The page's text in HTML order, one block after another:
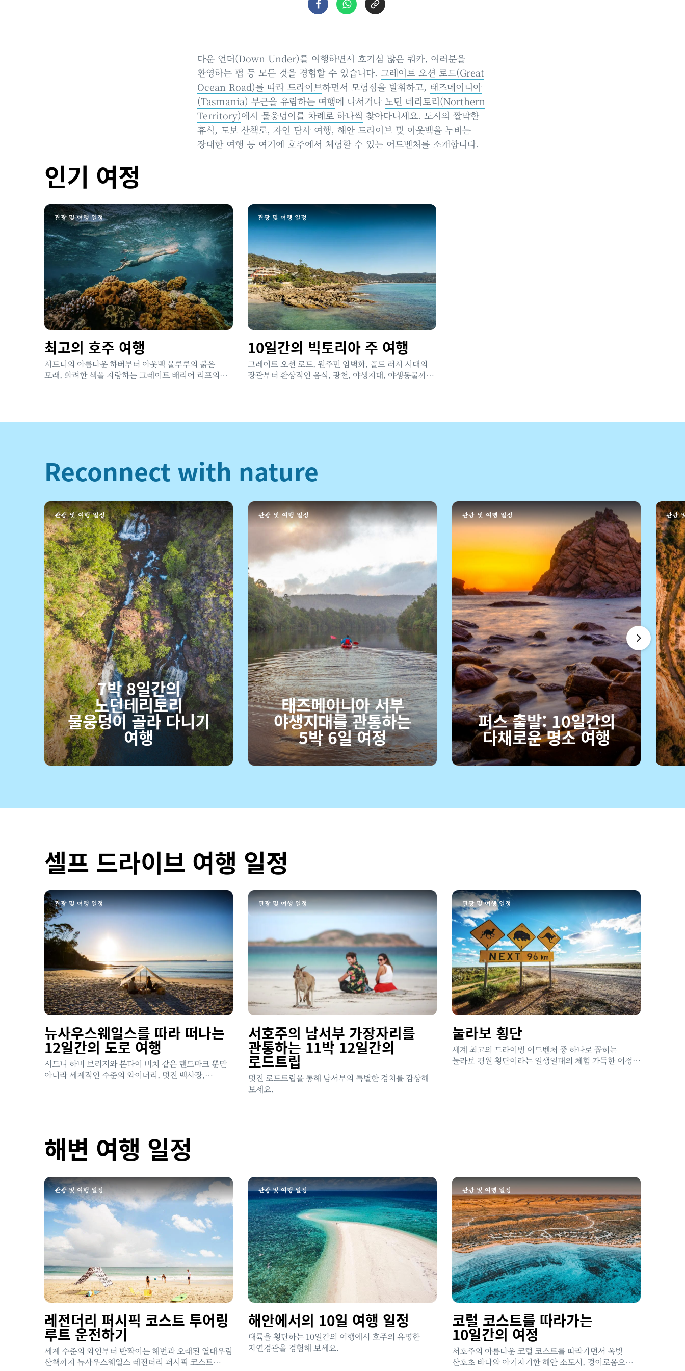
다운 언더(Down Under)를 여행하면서 호기심 많은 쿼카, 여러분을
환영하는 펍 등 모든 것을 경험할 수 있습니다. 그레이트 오션 로드(Great
Ocean Road)를 따라 드라이브하면서 모험심을 발휘하고, 태즈메이니아
(Tasmania) 부근을 유람하는 여행에 나서거나노던 테리토리(Northern
Territory)에서 물웅덩이를 차례로 하나씩 찾아다니세요. 도시의 짤막한
휴식, 도보 산책로, 자연 탐사 여행, 해안 드라이브 및 아웃백을 누비는
장대한 여행 등 여기에 호주에서 체험할 수 있는 어드벤처를 소개합니다.
인기 여정
관광 및 여행 일정
최고의 호주 여행
시드니의 아름다운 하버부터 아웃백 울루루의 붉은
모래, 화려한 색을 자랑하는 그레이트 배리어 리프의
관광 및 여행 일정
10일간의 빅토리아 주 여행
그레이트 오션 로드, 원주민 암벽화, 골드 러시 시대의
장관부터 환상적인 음식, 광천, 야생지대, 야생동물까지
Reconnect with nature
7박 8일간의
노던테리토리
물웅덩이 골라 다니기
여행
관광 및 여행 일정
태즈메이니아 서부
야생지대를 관통하는
5박 6일 여정
관광 및 여행 일정
퍼스 출발: 10일간의
다채로운 명소 여행
관광 및 여행 일정 관광
셀프 드라이브 여행 일정
관광 및 여행 일정
뉴사우스웨일스를 따라 떠나는
12일간의 도로 여행
시드니 하버 브리지와 본다이 비치 같은 랜드마크 뿐만
아니라 세계적인 수준의 와이너리, 멋진 백사장,
관광 및 여행 일정
서호주의 남서부 가장자리를
관통하는 11박 12일간의
로드트립
멋진 로드트립을 통해 남서부의 특별한 경치를 감상해
보세요.
관광 및 여행 일정
눌라보 횡단
세계 최고의 드라이빙 어드벤처 중 하나로 꼽히는
눌라보 평원 횡단이라는 일생일대의 체험 가득한 여정을
해변 여행 일정
관광 및 여행 일정
레전더리 퍼시픽 코스트 투어링
루트 운전하기
세계 수준의 와인부터 반짝이는 해변과 오래된 열대우림
산책까지 뉴사우스웨일스 레전더리 퍼시픽 코스트
관광 및 여행 일정
해안에서의 10일 여행 일정
대륙을 횡단하는 10일간의 여행에서 호주의 유명한
자연경관을 경험해 보세요.
관광 및 여행 일정
코럴 코스트를 따라가는
10일간의 여정
서호주의 아름다운 코럴 코스트를 따라가면서 옥빛
산호초 바다와 아기자기한 해안 소도시, 경이로움으로